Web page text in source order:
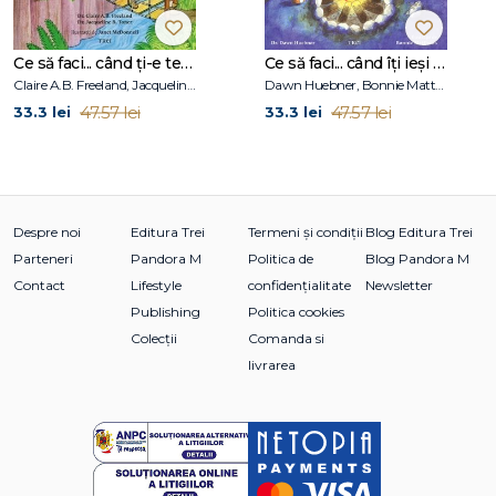
Ce să faci... când ți-e teamă de greșeli. Ghid pentru copiii care nu acceptă să fie imperfecți
Claire A.B. Freeland, Jacqueline B. Toner, Janet McDonnell
33.3 lei 47.57 lei
Ce să faci... când îţi ieşi din fire. Ghid pentru copiii care nu-şi pot stăpâni furia
Dawn Huebner, Bonnie Matthews
33.3 lei 47.57 lei
Despre noi
Parteneri
Contact
Editura Trei
Pandora M
Lifestyle
Publishing
Colecții
Termeni și condiții
Politica de
confidențialitate
Politica cookies
Comanda si
livrarea
Blog Editura Trei
Blog Pandora M
Newsletter